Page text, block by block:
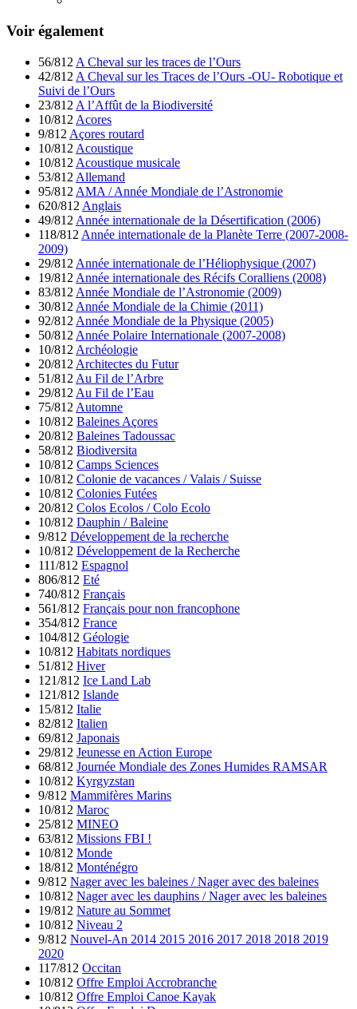
Voir également
56/812 A Cheval sur les traces de l’Ours
42/812 A Cheval sur les Traces de l’Ours -OU- Robotique et
Suivi de l’Ours
23/812 A l’Affût de la Biodiversité
10/812 Acores
9/812 Açores routard
10/812 Acoustique
10/812 Acoustique musicale
53/812 Allemand
95/812 AMA / Année Mondiale de l’Astronomie
620/812 Anglais
49/812 Année internationale de la Désertification (2006)
118/812 Année internationale de la Planète Terre (2007-2008-
2009)
29/812 Année internationale de l’Héliophysique (2007)
19/812 Année internationale des Récifs Coralliens (2008)
83/812 Année Mondiale de l’Astronomie (2009)
30/812 Année Mondiale de la Chimie (2011)
92/812 Année Mondiale de la Physique (2005)
50/812 Année Polaire Internationale (2007-2008)
10/812 Archéologie
20/812 Architectes du Futur
51/812 Au Fil de l’Arbre
29/812 Au Fil de l’Eau
75/812 Automne
10/812 Baleines Açores
20/812 Baleines Tadoussac
58/812 Biodiversita
10/812 Camps Sciences
10/812 Colonie de vacances / Valais / Suisse
10/812 Colonies Futées
20/812 Colos Ecolos / Colo Ecolo
10/812 Dauphin / Baleine
9/812 Développement de la recherche
10/812 Développement de la Recherche
111/812 Espagnol
806/812 Eté
740/812 Français
561/812 Français pour non francophone
354/812 France
104/812 Géologie
10/812 Habitats nordiques
51/812 Hiver
121/812 Ice Land Lab
121/812 Islande
15/812 Italie
82/812 Italien
69/812 Japonais
29/812 Jeunesse en Action Europe
68/812 Journée Mondiale des Zones Humides RAMSAR
10/812 Kyrgyzstan
9/812 Mammifères Marins
10/812 Maroc
25/812 MINEO
63/812 Missions FBI !
10/812 Monde
18/812 Monténégro
9/812 Nager avec les baleines / Nager avec des baleines
10/812 Nager avec les dauphins / Nager avec les baleines
19/812 Nature au Sommet
10/812 Niveau 2
9/812 Nouvel-An 2014 2015 2016 2017 2018 2018 2019
2020
117/812 Occitan
10/812 Offre Emploi Accrobranche
10/812 Offre Emploi Canoe Kayak